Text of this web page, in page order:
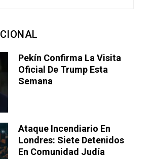
Pekín Confirma La Visita
Oficial De Trump Esta
Semana
Ataque Incendiario En
Londres: Siete Detenidos
En Comunidad Judía